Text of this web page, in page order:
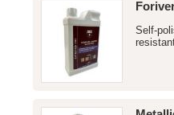
Self-